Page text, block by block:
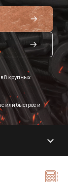
8 крупных
или быстрее и